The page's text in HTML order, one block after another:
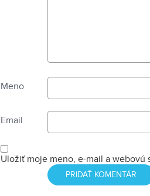
Meno
Email
Uložiť moje meno, e-mail a